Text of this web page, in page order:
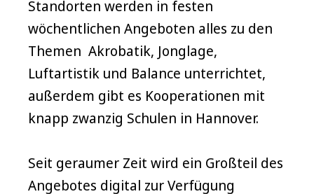
Standorten werden in festen
wöchentlichen Angeboten alles zu den
Themen Akrobatik, Jonglage,
Luftartistik und Balance unterrichtet,
außerdem gibt es Kooperationen mit
knapp zwanzig Schulen in Hannover.
Seit geraumer Zeit wird ein Großteil des
Angebotes digital zur Verfügung